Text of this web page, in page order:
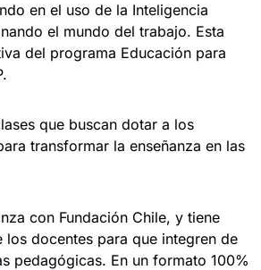
en el uso de la Inteligencia
el mundo del trabajo. Esta
del programa Educación para
que buscan dotar a los
transformar la enseñanza en las
con Fundación Chile, y tiene
docentes para que integren de
pedagógicas. En un formato 100%